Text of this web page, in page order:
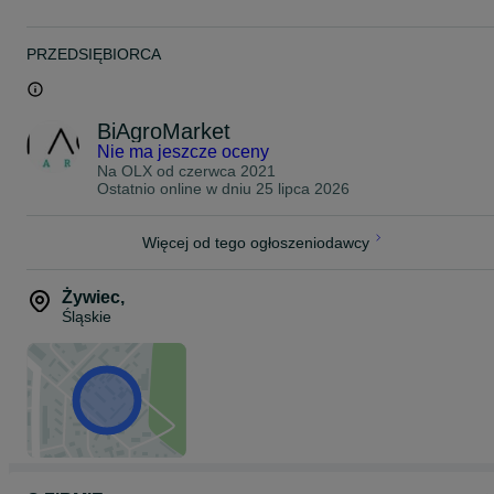
.
--- --- --- SPRZEDAŻ RATALNA --- --- ---
.
--- --- ---TRANSPORT NA TERENIE CAŁEGO KRAJU --- --- ---
- Ursus C-330 C330
- Ursus C-360 C360
- MF 235 MF235
- MF 255 F255
- T-25 T25 Ruski
W ofercie:
--- --- Kabiny bez błotników --- ---
--- --- Kabiny z błotnikami --- ---
PRZEDSIĘBIORCA
BiAgroMarket
Nie ma jeszcze oceny
Na OLX od czerwca 2021
Ostatnio online w dniu 25 lipca 2026
Więcej od tego ogłoszeniodawcy
Żywiec,
Śląskie